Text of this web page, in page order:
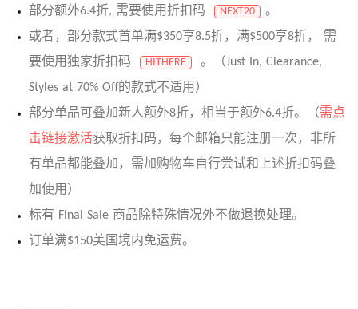
部分额外6.4折, 需要使用折扣码 NEXT20
。
或者，部分款式首单满$350享8.5折，满$500享8折， 需
要使用独家折扣码
HITHERE
。（Just In, Clearance,
Styles at 70% Off的款式不适用）
部分单品可叠加新人额外8折，相当于额外6.4折。（需点
击链接激活获取折扣码，每个邮箱只能注册一次，非所
有单品都能叠加，需加购物车自行尝试和上述折扣码叠
加使用）
标有 Final Sale 商品除特殊情况外不做退换处理。
订单满$150美国境内免运费。